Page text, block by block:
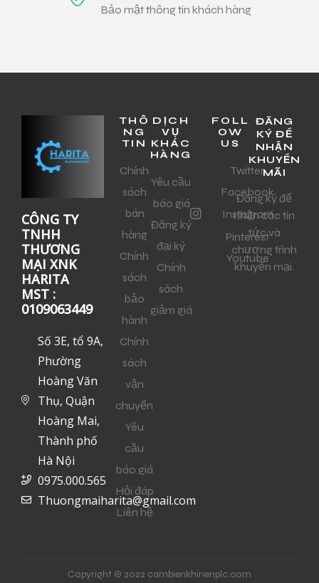
Bảo mật thông tin khách hàng
CÔNG TY
TNHH
THƯƠNG
MẠI XNK
HARITA
MST :
0109063449
Số 3E, tổ 9A,
Phường
Hoàng Văn
Thụ, Quận
Hoàng Mai,
Thành phố
Hà Nội
0975.000.565
Thuongmaiharita@gmail.com
THÔ
NG
TIN
Chính
sách
bán
hàng
Chính
sách
bảo
hành
Chính
sách
vận
chuyển
Yêu
cầu
báo giá
Hỏi đáp
Liên hệ
DỊCH
VỤ
KHÁC
HÀNG
Yêu cầu
báo giá
Đăng ký
đại ký
Chính
sách
giảm giá
FOLL
OW
US
Twitter
Facebook
Instagram
Pinterest
Youtube
ĐĂNG
KÝ ĐỂ
NHẬN
KHUYẾN
MÃI
Đăng ký để
nhận các tin
tức và
chương trình
khuyến mại.
Copyright © 2022 cambienkhinenplc.com